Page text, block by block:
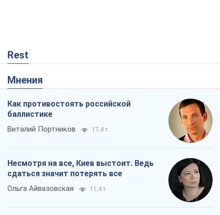
Rest
Мнения
Как противостоять российской
баллистике
Виталий Портников 17,4 т.
Несмотря на все, Киев выстоит. Ведь
сдаться значит потерять все
Ольга Айвазовская 11,4 т.